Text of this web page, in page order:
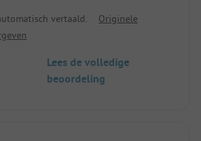
kan koppelen, heeft slechte
naar de stroompunten. Je
neem het of ga. Vriendelijk maar
hier niet meer heen gaan.
vertaald.
Originele
Lees de volledige
beoordeling